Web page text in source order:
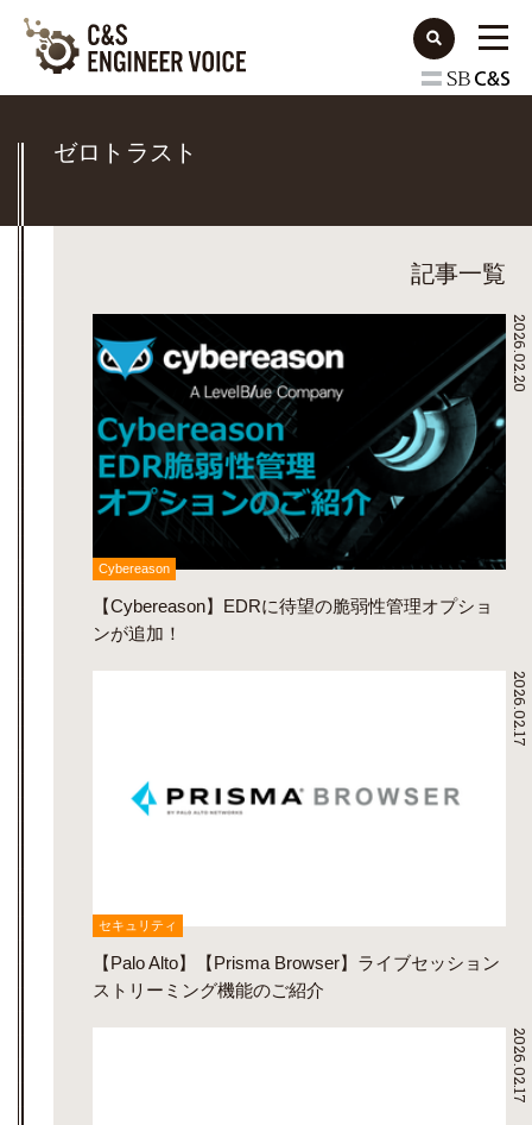
ゼロトラスト
記事一覧
2026.02.20
Cybereason
【Cybereason】EDRに待望の脆弱性管理オプショ
ンが追加！
2026.02.17
セキュリティ
【Palo Alto】【Prisma Browser】ライブセッション
ストリーミング機能のご紹介
2026.02.17